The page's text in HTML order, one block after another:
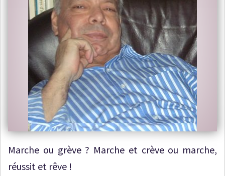
Marche ou grève ? Marche et crève ou marche,
réussit et rêve !